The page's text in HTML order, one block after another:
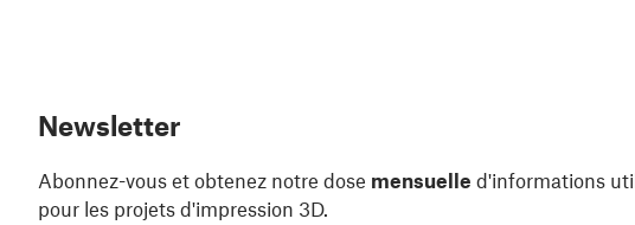
Newsletter
Abonnez-vous et obtenez notre dose mensuelle d'informations
pour les projets d'impression 3D.